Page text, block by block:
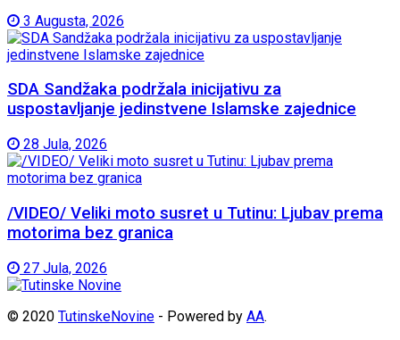
3 Augusta, 2026
SDA Sandžaka podržala inicijativu za
uspostavljanje jedinstvene Islamske zajednice
28 Jula, 2026
/VIDEO/ Veliki moto susret u Tutinu: Ljubav prema
motorima bez granica
27 Jula, 2026
© 2020 TutinskeNovine - Powered by AA.